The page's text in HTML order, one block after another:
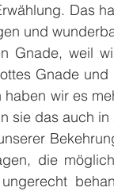
Das
und
Gnade, weil
Gnade
wir es
sie das auch in
die